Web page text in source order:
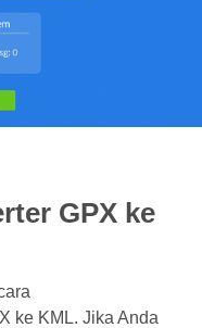
GPX ke
ke KML. Jika Anda